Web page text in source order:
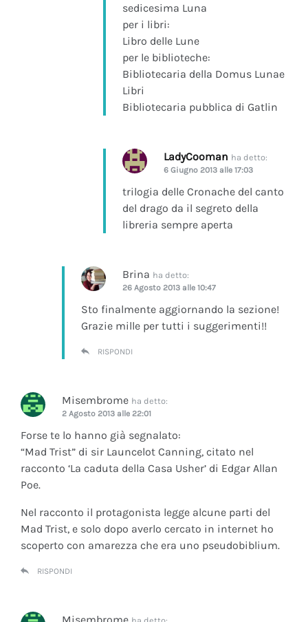
sedicesima Luna
per i libri:
Libro delle Lune
per le biblioteche:
Bibliotecaria della Domus Lunae
Libri
Bibliotecaria pubblica di Gatlin
LadyCooman ha detto:
6 Giugno 2013 alle 17:03
trilogia delle Cronache del canto
del drago da il segreto della
libreria sempre aperta
Brina ha detto:
26 Agosto 2013 alle 10:47
Sto finalmente aggiornando la sezione!
Grazie mille per tutti i suggerimenti!!
RISPONDI
Misembrome ha detto:
2 Agosto 2013 alle 22:01
Forse te lo hanno già segnalato:
“Mad Trist” di sir Launcelot Canning, citato nel
racconto ‘La caduta della Casa Usher’ di Edgar Allan
Poe.
Nel racconto il protagonista legge alcune parti del
Mad Trist, e solo dopo averlo cercato in internet ho
scoperto con amarezza che era uno pseudobiblium.
RISPONDI